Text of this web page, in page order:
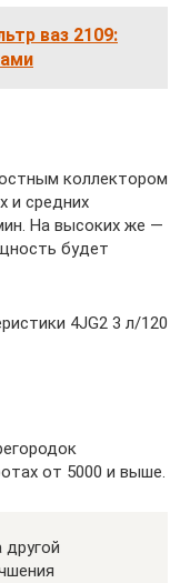
ваз 2109:
коллектором
и средних
На высоких же —
будет
4JG2 3 л/120
от 5000 и выше.
другой